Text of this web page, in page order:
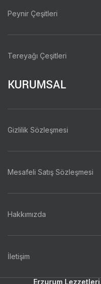
Peynir Çeşitleri
Tereyağı Çeşitleri
KURUMSAL
Gizlilik Sözleşmesi
Mesafeli Satış Sözleşmesi
Hakkımızda
İletişim
Erzurum Lezzetleri